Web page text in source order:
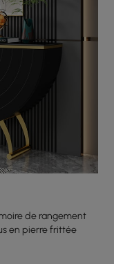
de rangement
en pierre frittée